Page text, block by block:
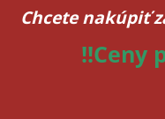
Chcete nakúpiť
!!Ceny